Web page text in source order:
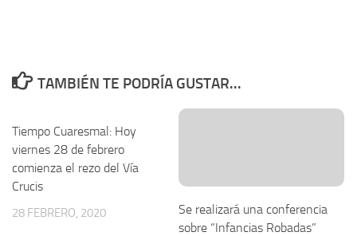
TAMBIÉN TE PODRÍA GUSTAR...
Tiempo Cuaresmal: Hoy
viernes 28 de febrero
comienza el rezo del Vía
Crucis
28 FEBRERO, 2020
Se realizará una conferencia
sobre “Infancias Robadas”